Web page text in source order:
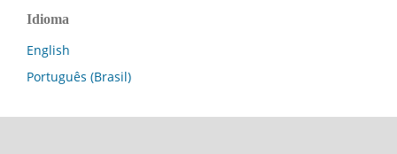
Idioma
English
Português (Brasil)